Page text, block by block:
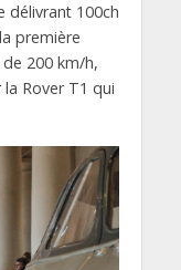
délivrant 100ch
première
200 km/h,
Rover T1 qui